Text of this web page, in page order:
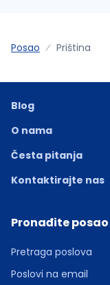
Posao Priština
Blog
O nama
Česta pitanja
Kontaktirajte nas
Pronađite posao
Pretraga poslova
Poslovi na email